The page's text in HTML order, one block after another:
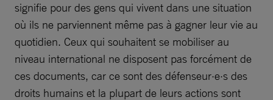
signifie pour des gens qui vivent dans une situation
où ils ne parviennent même pas à gagner leur vie au
quotidien. Ceux qui souhaitent se mobiliser au
niveau international ne disposent pas forcément de
ces documents, car ce sont des défenseur·e·s des
droits humains et la plupart de leurs actions sont